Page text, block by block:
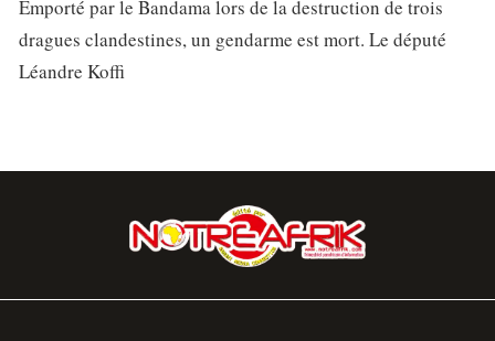
Emporté par le Bandama lors de la destruction de trois
dragues clandestines, un gendarme est mort. Le député
Léandre Koffi